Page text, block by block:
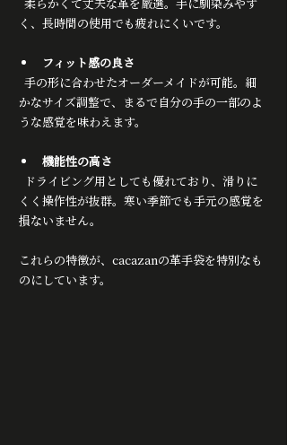
く、長時間の使用でも疲れにくいです。
フィット感の良さ
かなサイズ調整で、まるで自分の手の一部のよ
うな感覚を味わえます。
機能性の高さ
くく操作性が抜群。寒い季節でも手元の感覚を
損ないません。
これらの特徴が、cacazanの革手袋を特別なも
のにしています。